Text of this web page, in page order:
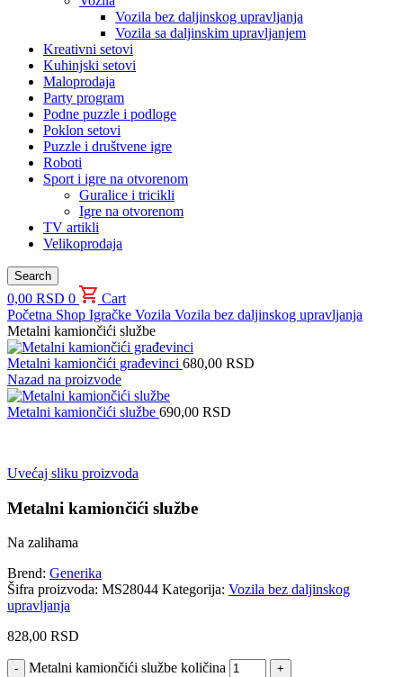
Vozila bez daljinskog upravljanja
Vozila sa daljinskim upravljanjem
Kreativni setovi
Kuhinjski setovi
Maloprodaja
Party program
Podne puzzle i podloge
Poklon setovi
Puzzle i društvene igre
Roboti
Sport i igre na otvorenom
Guralice i tricikli
Igre na otvorenom
TV artikli
Velikoprodaja
Search
0,00 RSD 0
Cart
Početna Shop Igračke Vozila Vozila bez daljinskog upravljanja
Metalni kamiončići službe
Metalni kamiončići građevinci 680,00 RSD
Nazad na proizvode
Metalni kamiončići službe 690,00 RSD
Uvećaj sliku proizvoda
Metalni kamiončići službe
Na zalihama
Brend: Generika
Šifra proizvoda: MS28044 Kategorija: Vozila bez daljinskog
upravljanja
828,00 RSD
Metalni kamiončići službe količina